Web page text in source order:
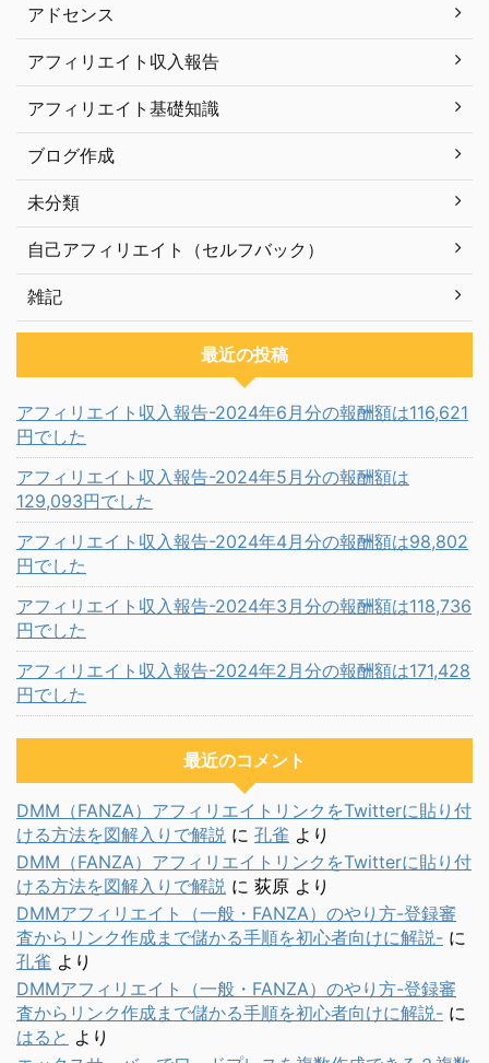
アドセンス
アフィリエイト収入報告
アフィリエイト基礎知識
ブログ作成
未分類
自己アフィリエイト（セルフバック）
雑記
最近の投稿
アフィリエイト収入報告-2024年6月分の報酬額は116,621
円でした
アフィリエイト収入報告-2024年5月分の報酬額は
129,093円でした
アフィリエイト収入報告-2024年4月分の報酬額は98,802
円でした
アフィリエイト収入報告-2024年3月分の報酬額は118,736
円でした
アフィリエイト収入報告-2024年2月分の報酬額は171,428
円でした
最近のコメント
DMM（FANZA）アフィリエイトリンクをTwitterに貼り付
ける方法を図解入りで解説 に 孔雀 より
DMM（FANZA）アフィリエイトリンクをTwitterに貼り付
ける方法を図解入りで解説 に 荻原 より
DMMアフィリエイト（一般・FANZA）のやり方-登録審
査からリンク作成まで儲かる手順を初心者向けに解説- に
孔雀 より
DMMアフィリエイト（一般・FANZA）のやり方-登録審
査からリンク作成まで儲かる手順を初心者向けに解説- に
はると より